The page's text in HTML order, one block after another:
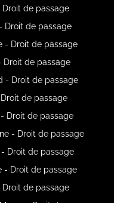
Droit de passage
Droit de passage
- Droit de passage
Droit de passage
- Droit de passage
de passage
Droit de passage
- Droit de passage
Droit de passage
- Droit de passage
Droit de passage